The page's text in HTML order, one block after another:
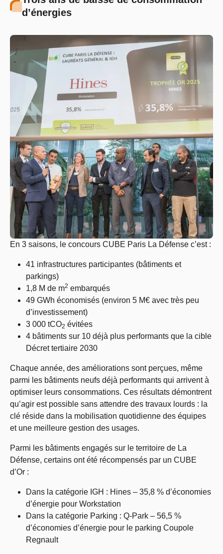
d’énergies
En 3 saisons, le concours CUBE Paris La Défense c’est :
41 infrastructures participantes (bâtiments et
parkings)
1,8 M de m2 embarqués
49 GWh économisés (environ 5 M€ avec très peu
d’investissement)
3 000 tCO2 évitées
4 bâtiments sur 10 déjà plus performants que la cible
Décret tertiaire 2030
Chaque année, des améliorations sont perçues, même
parmi les bâtiments neufs déjà performants qui arrivent à
optimiser leurs consommations. Ces résultats démontrent
qu’agir est possible sans attendre des travaux lourds : la
clé réside dans la mobilisation quotidienne des équipes
et une meilleure gestion des usages.
Parmi les bâtiments engagés sur le territoire de La
Défense, certains ont été récompensés par un CUBE
d’Or :
Dans la catégorie IGH : Hines – 35,8 % d’économies
d’énergie pour Workstation
Dans la catégorie Parking : Q-Park – 56,5 %
d’économies d’énergie pour le parking Coupole
Regnault